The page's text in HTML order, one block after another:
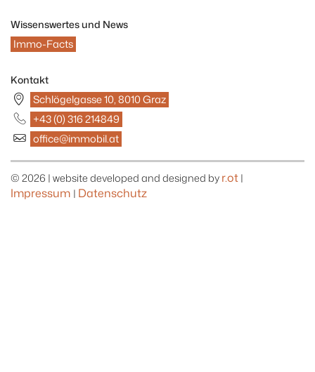
Wissenswertes und News
Immo-Facts
Kontakt
Schlögelgasse 10, 8010 Graz
+43 (0) 316 214849
office@immobil.at
© 2026 | website developed and designed byr.ot|
Impressum | Datenschutz